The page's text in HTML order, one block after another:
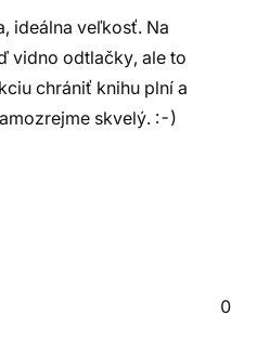
ideálna veľkosť. Na
vidno odtlačky, ale to
chrániť knihu plní a
skvelý. :-)
0